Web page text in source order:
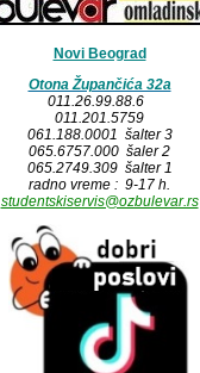
Novi Beograd
Otona Župančića 32a
011.26.99.88.6
011.201.5759
061.188.0001 šalter 3
065.6757.000 šaler 2
065.2749.309 šalter 1
radno vreme : 9-17 h.
studentskiservis@ozbulevar.rs